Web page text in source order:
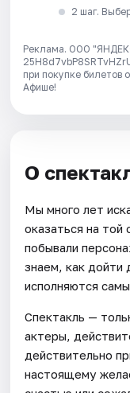
2 шаг.
Реклама. ООО
при покупке билетов
Афише!
О
Мы много лет
оказаться на
побывали
знаем, как дойти
исполняются
Спектакль —
актеры,
действительно
настоящему